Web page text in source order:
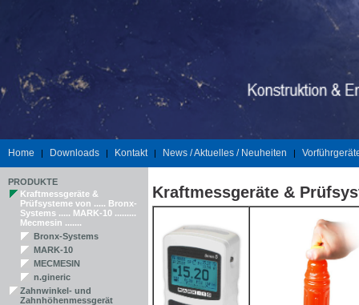
Home | Downloads | Kontakt | News / Aktuelles / Neuheiten |
PRODUKTE
Kraftmessgeräte &
Prüfsysteme von ..... Bronx-
Systems ..... MARK-10 .........
Mecmesin .......
Bronx-Systems
MARK-10
MECMESIN
n.gineric
Zahnwinkel- und
Zahnhöhenmessgerät
Kraftmessgeräte &